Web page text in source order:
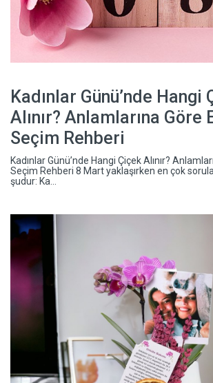
Kadınlar Günü’nde Hangi
Alınır? Anlamlarına Göre
Seçim Rehberi
Kadınlar Günü’nde Hangi Çiçek Alınır?
Seçim Rehberi 8 Mart yaklaşırken en çok
şudur: Ka...